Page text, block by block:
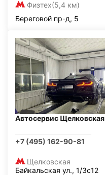
Физтех(5,4 км)
Береговой пр-д, 5
Автосервис Щелковская
+7 (495) 162-90-81
Щелковская
Байкальская ул., 1/3с12